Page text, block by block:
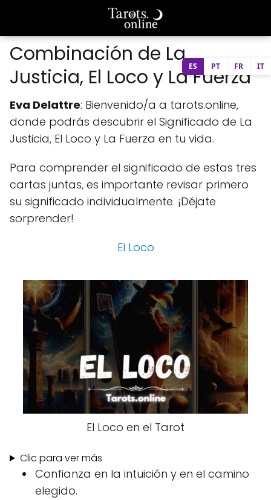
Combinación de La
Justicia, El Loco y La Fuerza
Eva Delattre: Bienvenido/a a tarots.online,
donde podrás descubrir el Significado de La
Justicia, El Loco y La Fuerza en tu vida.
Para comprender el significado de estas tres
cartas juntas, es importante revisar primero
su significado individualmente. ¡Déjate
sorprender!
El Loco
El Loco en el Tarot
Clic para ver más
Confianza en la intuición y en el camino
elegido.
ES PT FR IT